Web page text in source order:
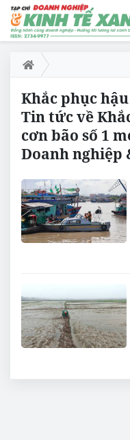
Khắc phục
Tin tức về
cơn bão số 1
Doanh nghiệp